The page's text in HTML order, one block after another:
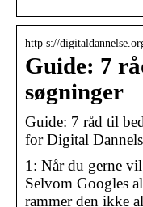
http s://
Guide: 7
søgninger
Guide: 7 råd til
for Digital
1: Når du gerne
Selvom Googles
rammer den ikke